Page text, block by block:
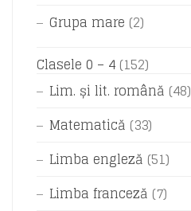
Grupa mare (2)
Clasele 0 – 4 (152)
Lim. și lit. română (48)
Matematică (33)
Limba engleză (51)
Limba franceză (7)